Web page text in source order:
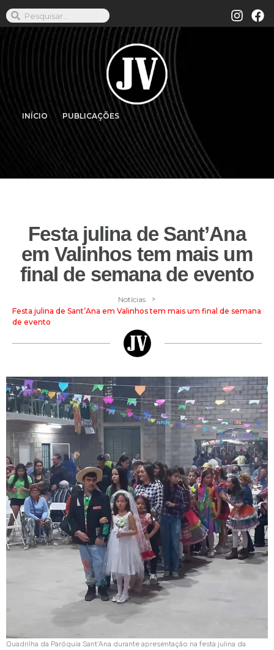
INÍCIO PUBLICAÇÕES
Festa julina de Sant’Ana
em Valinhos tem mais um
final de semana de evento
Notícias >
Festa julina de Sant’Ana em Valinhos tem mais um final de semana
de evento
Quadrilha da Paróquia Sant’Ana durante apresentação na festa julina da